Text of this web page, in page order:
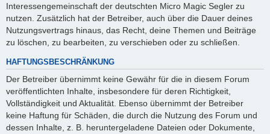
Interessengemeinschaft der deutschten Micro Magic Segler zu
nutzen. Zusätzlich hat der Betreiber, auch über die Dauer deines
Nutzungsvertrags hinaus, das Recht, deine Themen und Beiträge
zu löschen, zu bearbeiten, zu verschieben oder zu schließen.
HAFTUNGSBESCHRÄNKUNG
Der Betreiber übernimmt keine Gewähr für die in diesem Forum
veröffentlichten Inhalte, insbesondere für deren Richtigkeit,
Vollständigkeit und Aktualität. Ebenso übernimmt der Betreiber
keine Haftung für Schäden, die durch die Nutzung des Forum und
dessen Inhalte, z. B. heruntergeladene Dateien oder Dokumente,